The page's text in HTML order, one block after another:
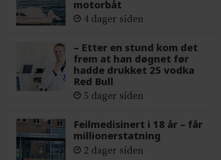
motorbåt
4 dager siden
– Etter en stund kom det
frem at han døgnet før
hadde drukket 25 vodka
Red Bull
5 dager siden
Feilmedisinert i 18 år – får
millionerstatning
2 dager siden